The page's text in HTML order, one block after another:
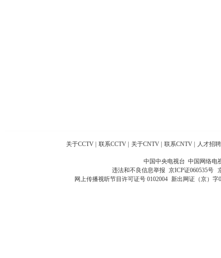
关于CCTV 联系CCTV 关于CNTV 联系CNTV 人才招聘
中国中央电视台 中国网络电
违法和不良信息举报 京ICP证060535号
网上传播视听节目许可证号 0102004 新出网证（京）